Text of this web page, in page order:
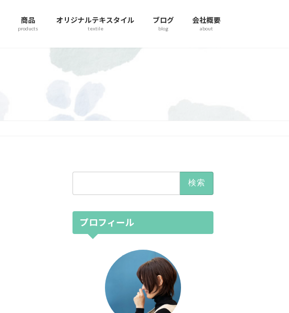
商品
products
オリジナルテキスタイル
textile
ブログ
blog
会社概要
about
プロフィール